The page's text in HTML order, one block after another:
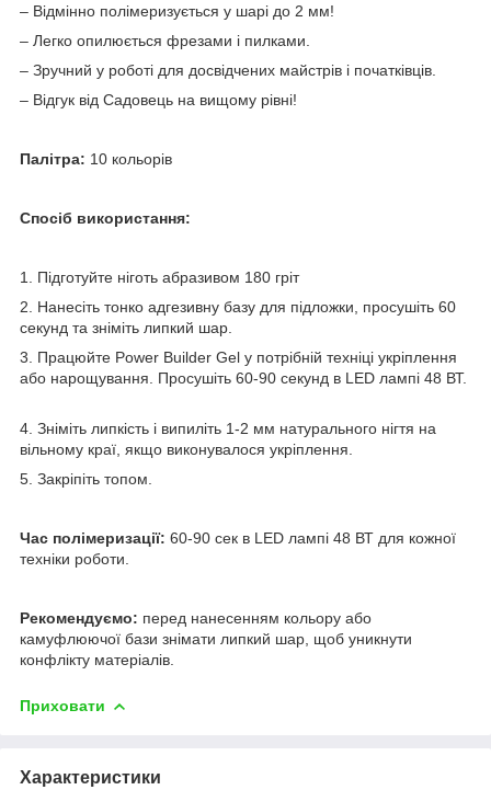
– Відмінно полімеризується у шарі до 2 мм!
– Легко опилюється фрезами і пилками.
– Зручний у роботі для досвідчених майстрів і початківців.
– Відгук від Садовець на вищому рівні!
Палітра: 10 кольорів
Спосіб використання:
1. Підготуйте ніготь абразивом 180 гріт
2. Нанесіть тонко адгезивну базу для підложки, просушіть 60
секунд та зніміть липкий шар.
3. Працюйте Power Builder Gel у потрібній техніці укріплення
або нарощування. Просушіть 60-90 секунд в LED лампі 48 ВТ.
4. Зніміть липкість і випиліть 1-2 мм натурального нігтя на
вільному краї, якщо виконувалося укріплення.
5. Закріпіть топом.
Час полімеризації: 60-90 сек в LED лампі 48 ВТ для кожної
техніки роботи.
Рекомендуємо: перед нанесенням кольору або
камуфлюючої бази знімати липкий шар, щоб уникнути
конфлікту матеріалів.
Приховати
Характеристики